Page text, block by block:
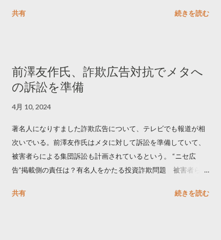
学しました。 ー バズの目安は1300リツイート ー 人は16の熱量
トするのか？ https://marketing.twitter.com/ja/insights/kakusan
共有 続きを読む
前澤友作氏、詐欺広告対抗でメタへ
の訴訟を準備
4月 10, 2024
著名人になりすました詐欺広告について、テレビでも報道が相
次いでいる。前澤友作氏はメタに対して訴訟を準備していて、
被害者らによる集団訴訟も計画されているという。 “ニセ広
告”掲載側の責任は？有名人をかたる投資詐欺問題 被害者らが
https://newsdig.tbs.co.jp/articles/-/1091835 なぜなくならな
共有 続きを読む